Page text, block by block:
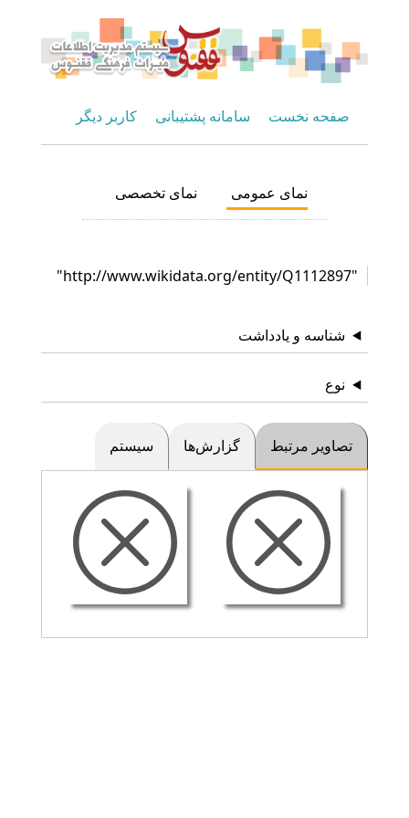
صفحه نخست سامانه پشتیبانی کاربر دیگر
نمای عمومی نمای تخصصی
"http://www.wikidata.org/entity/Q1112897"
شناسه و یادداشت
نوع
تصاویر مرتبط گزارش‌ها سیستم